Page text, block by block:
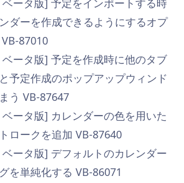
ータ版] 予定をインポートする時
ダーを作成できるようにするオプ
87010
ータ版] 予定を作成時に他のタブ
予定作成のポップアップウィンド
う VB-87647
ータ版] カレンダーの色を用いた
ロークを追加 VB-87640
ータ版] デフォルトのカレンダー
を単純化する VB-86071